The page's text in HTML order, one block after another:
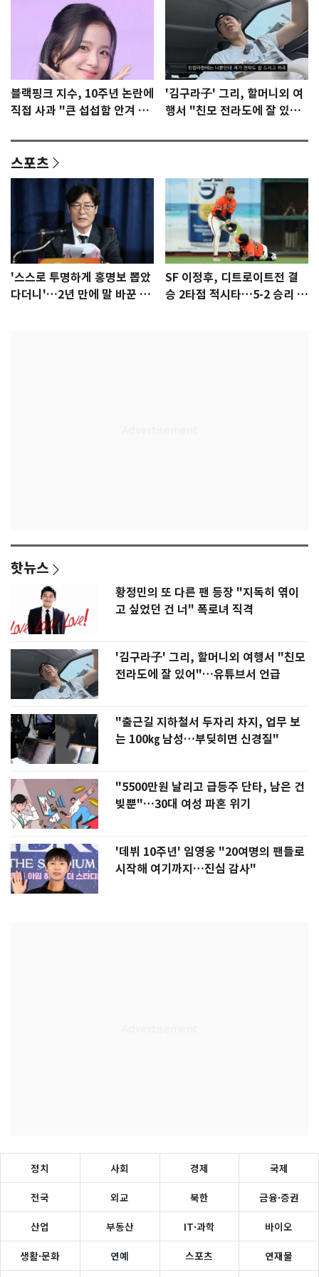
블랙핑크 지수, 10주년 논란에
직접 사과 "큰 섭섭함 안겨 미
'김구라子' 그리, 할머니외 여
행서 "친모 전라도에 잘 있
스포츠
'스스로 투명하게 홍명보 뽑았
다더니'…2년 만에 말 바꾼 이
SF 이정후, 디트로이트전 결
승 2타점 적시타…5-2 승리 견
핫뉴스
황정민의 또 다른 팬 등장 "지독히 엮이
고 싶었던 건 너" 폭로녀 직격
'김구라子' 그리, 할머니외 여행서 "친모
전라도에 잘 있어"…유튜브서 언급
"출근길 지하철서 두자리 차지, 업무 보
는 100㎏ 남성…부딪히면 신경질"
"5500만원 날리고 급등주 단타, 남은 건
빚뿐"…30대 여성 파혼 위기
'데뷔 10주년' 임영웅 "20여명의 팬들로
시작해 여기까지…진심 감사"
정치 사회 경제 국제
전국 외교 북한 금융·증권
산업 부동산 IT·과학 바이오
생활·문화 연예 스포츠 연재물